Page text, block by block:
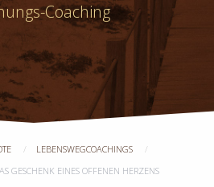
Coaching
LEBENSWEGCOACHINGS
GESCHENK EINES OFFENEN HERZENS